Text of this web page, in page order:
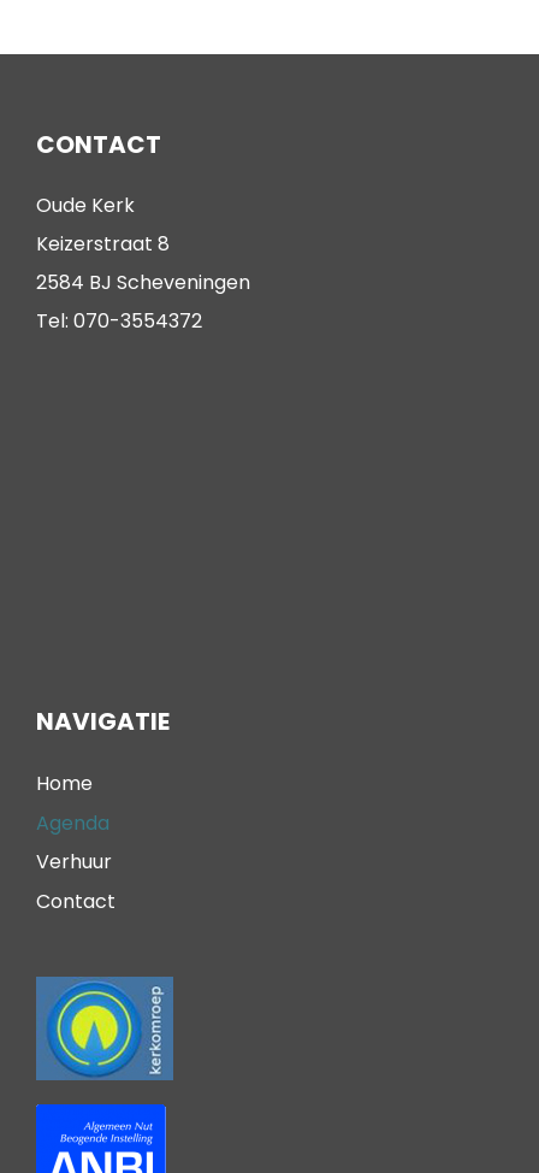
CONTACT
Oude Kerk
Keizerstraat 8
2584 BJ Scheveningen
Tel: 070-3554372
NAVIGATIE
Home
Agenda
Verhuur
Contact